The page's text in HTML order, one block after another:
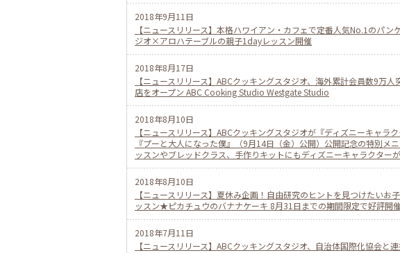
2018年9月11日
【ニュースリリース】本格ハワイアン・カフェで定番人気No.1のパ
ジオ×アロハテーブルの親子1dayレッスン開催
2018年8月17日
【ニュースリリース】ABCクッキングスタジオ、海外累計会員数9万
店をオープン ABC Cooking Studio Westgate Studio
2018年8月10日
【ニュースリリース】ABCクッキングスタジオが『ディズニーキャラ
『プーと大人になった僕』（9月14日（金）公開）公開記念の特別メ
ッスンやブレッドクラス、手作りキットにもディズニーキャラクター
2018年8月10日
【ニュースリリース】夏休み企画！自由研究のヒントを見つけたい
ッスン★ピカチュウのバナナケーキ 8月31日までの期間限定で好評開
2018年7月11日
【ニュースリリース】ABCクッキングスタジオ、自治体国際化協会